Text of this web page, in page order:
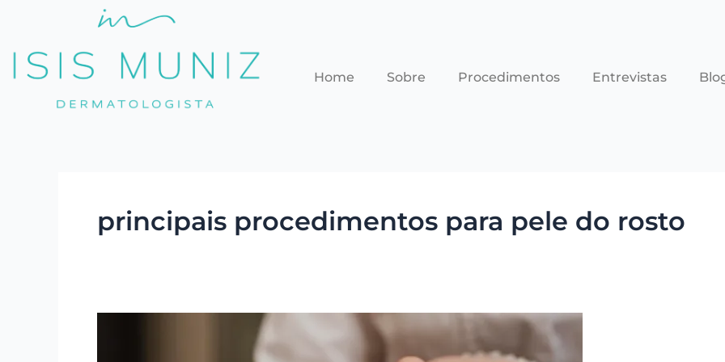
conteúdo
Home Sobre Procedimentos Entrevistas
principais procedimentos para pele do rosto